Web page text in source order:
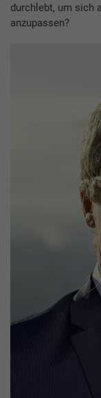
durchlebt, um sich
anzupassen?